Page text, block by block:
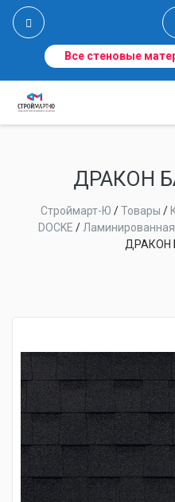
Все стеновые
ДРАКОН
Строймарт-Ю /Товары /
DOCKE / Ламинированная
ДРАКОН